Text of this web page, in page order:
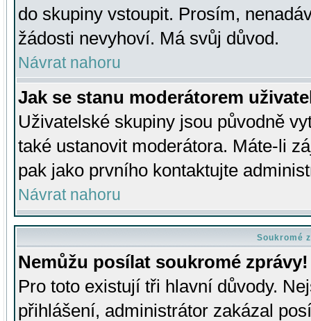
do skupiny vstoupit. Prosím,
žádosti nevyhoví. Má svůj důvod.
Návrat nahoru
Jak se stanu moderátorem
Uživatelské skupiny jsou původně
také ustanovit moderátora. Máte-li
pak jako prvního kontaktujte
Návrat nahoru
Soukromé
Nemůžu posílat soukromé zprávy!
Pro toto existují tři hlavní důvody.
přihlášení, administrátor zakázal